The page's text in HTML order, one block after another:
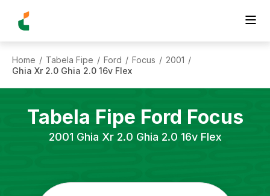
Home / Tabela Fipe / Ford / Focus / 2001 /
Ghia Xr 2.0 Ghia 2.0 16v Flex
Tabela Fipe Ford Focus
2001 Ghia Xr 2.0 Ghia 2.0 16v Flex